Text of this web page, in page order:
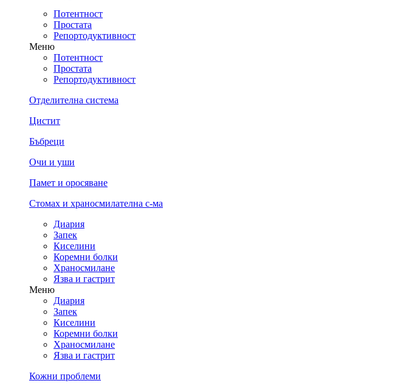
Потентност
Простата
Репортодуктивност
Меню
Потентност
Простата
Репортодуктивност
Отделителна система
Цистит
Бъбреци
Очи и уши
Памет и оросяване
Стомах и храносмилателна с-ма
Диария
Запек
Киселини
Коремни болки
Храносмилане
Язва и гастрит
Меню
Диария
Запек
Киселини
Коремни болки
Храносмилане
Язва и гастрит
Кожни проблеми